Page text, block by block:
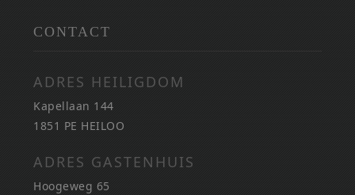
CONTACT
ADRES HEILIGDOM
Kapellaan 144
1851 PE HEILOO
ADRES GASTENHUIS
Hoogeweg 65